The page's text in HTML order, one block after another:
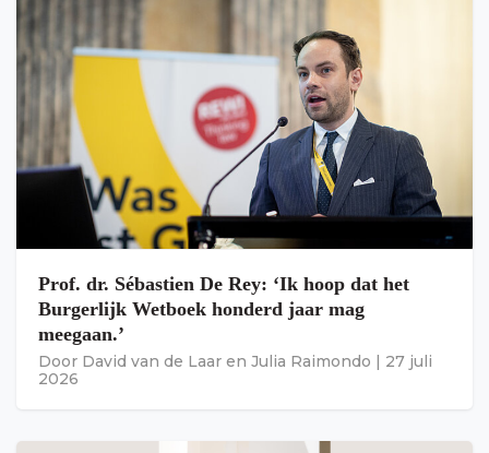
Prof. dr. Sébastien De Rey: ‘Ik hoop dat het
Burgerlijk Wetboek honderd jaar mag
meegaan.’
Door David van de Laar en Julia Raimondo | 27 juli
2026